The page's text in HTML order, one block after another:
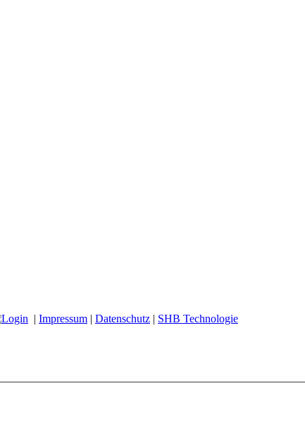
| Impressum | Datenschutz | SHB Technologie